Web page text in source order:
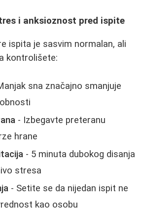
i anksioznost pred ispite
ispita je sasvim normalan, ali
kontrolišete:
sna značajno smanjuje
- Izbegavte preteranu
hrane
- 5 minuta dubokog disanja
stresa
- Setite se da nijedan ispit ne
kao osobu